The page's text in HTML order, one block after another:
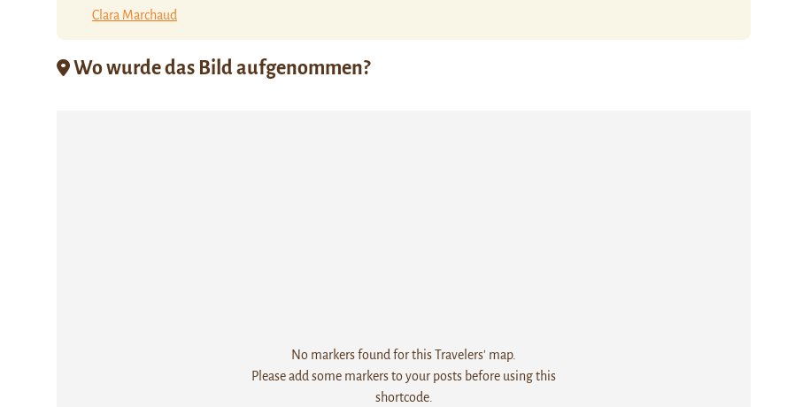
Clara Marchaud
Wo wurde das Bild aufgenommen?
No markers found for this Travelers' map.
Please add some markers to your posts before using this
shortcode.